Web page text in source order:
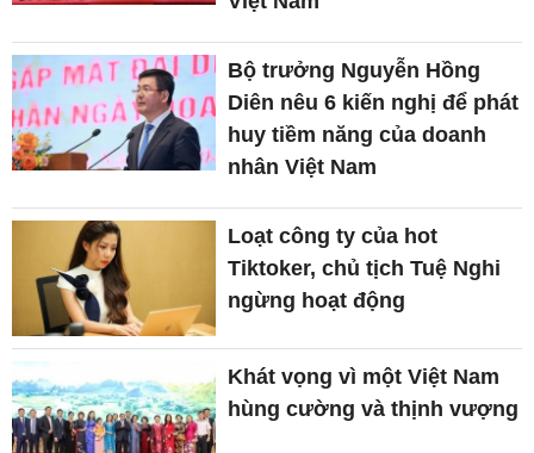
Bộ trưởng Nguyễn Hồng
Diên nêu 6 kiến nghị để phát
huy tiềm năng của doanh
nhân Việt Nam
Loạt công ty của hot
Tiktoker, chủ tịch Tuệ Nghi
ngừng hoạt động
Khát vọng vì một Việt Nam
hùng cường và thịnh vượng